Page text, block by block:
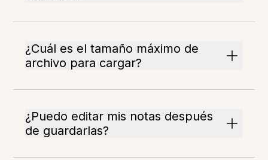
¿Cuál es el tamaño máximo de
archivo para cargar?
¿Puedo editar mis notas después
de guardarlas?